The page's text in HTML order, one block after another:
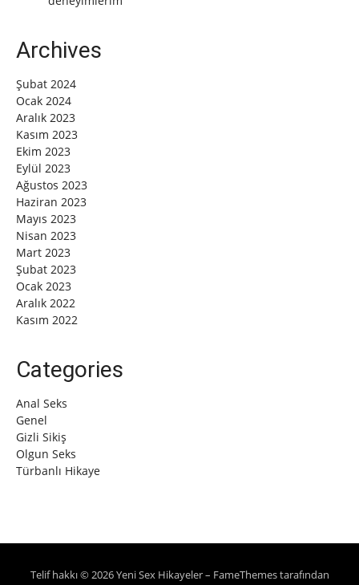
Archives
Şubat 2024
Ocak 2024
Aralık 2023
Kasım 2023
Ekim 2023
Eylül 2023
Ağustos 2023
Haziran 2023
Mayıs 2023
Nisan 2023
Mart 2023
Şubat 2023
Ocak 2023
Aralık 2022
Kasım 2022
Categories
Anal Seks
Genel
Gizli Sikiş
Olgun Seks
Türbanlı Hikaye
Telif hakkı © 2026 Yeni Sex Hikayeler– FameThemestarafından